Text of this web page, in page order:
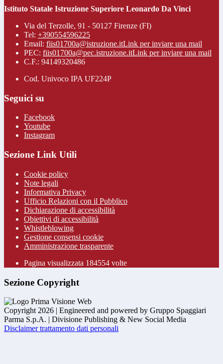
Istituto Statale Istruzione Superiore Leonardo Da Vinci
Via del Terzolle, 91 - 50127 Firenze (FI)
Tel: +390554596225
Email: fiis01700a@istruzione.itLink per inviare una mail
PEC: fiis01700a@pec.istruzione.itLink per inviare una mail
C.F.: 94149320486
Cod. Univoco IPA UF224P
Seguici su
Facebook
Youtube
Instagram
Sezione Link Utili
Cookie policy
Note legali
Informativa Privacy
Ufficio Relazioni con il Pubblico
Dichiarazione di accessibilità
Obiettivi di accessibilità
Whistleblowing
Gestione consensi cookie
Amministrazione trasparente
Pagina visualizzata 184554 volte
Sezione Copyright
Copyright 2026 | Engineered and powered by Gruppo Spaggiari
Parma S.p.A. | Divisione Publishing & New Social Media
Disclaimer trattamento dati personali